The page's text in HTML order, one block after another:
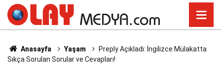
Anasayfa Yaşam
Preply Açıkladı: İngilizce Mülakatta
Sıkça Sorulan Sorular ve Cevapları!